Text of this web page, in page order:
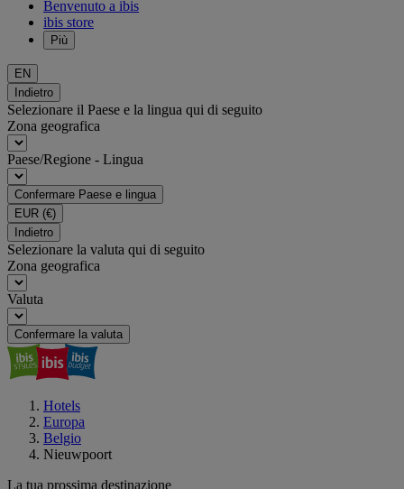
Benvenuto a ibis
ibis store
Più
EN
Indietro
Selezionare il Paese e la lingua qui di seguito
Zona geografica
Paese/Regione - Lingua
Confermare Paese e lingua
EUR (€)
Indietro
Selezionare la valuta qui di seguito
Zona geografica
Valuta
Confermare la valuta
Hotels
Europa
Belgio
Nieuwpoort
La tua prossima destinazione